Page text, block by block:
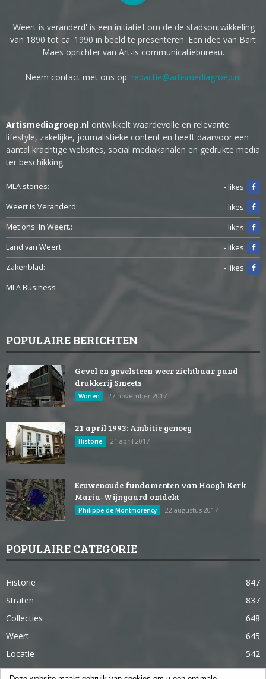
'Weert is veranderd' is een initiatief om de de stadsontwikkeling
van 1890 tot ca. 1990 in beeld te presenteren. Een idee van Bart
Maes oprichter van Art-is communicatiebureau.
Neem contact met ons op: redactie@artismediagroep.nl
Artismediagroep.nl ontwikkelt waardevolle en relevante
lifestyle, zakelijke, journalistieke content en heeft daarvoor een
aantal krachtige websites, social mediakanalen en gedrukte media
ter beschikking.
MLA stories:
- likes
Weert is Veranderd:
- likes
Met ons. In Weert.:
- likes
Land van Weert:
- likes
Zakenblad:
- likes
MLA Business
POPULAIRE BERICHTEN
Gevel en gevelsteen weer zichtbaar pand
drukkerij Smeets
Wonen 27 november 2017
21 april 1993: Ambitie genoeg
Historie 21 april 2017
Eeuwenoude fundamenten van Hoogh Kerk
Maria-Wijngaard ontdekt
Philippe de Montmorency 22 augustus 2017
POPULAIRE CATEGORIE
Historie
847
Straten
837
Collecties
648
Weert
645
Locatie
542
Weert in 365 dagen
363